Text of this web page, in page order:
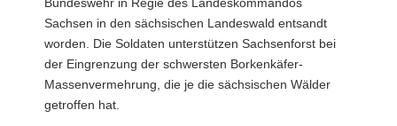
Borkenkäfern
befallene
Fichtenstamm.
Sachsen in den sächsischen Landeswald entsandt
worden. Die Soldaten unterstützen Sachsenforst bei
der Eingrenzung der schwersten Borkenkäfer-
Massenvermehrung, die je die sächsischen Wälder
getroffen hat.